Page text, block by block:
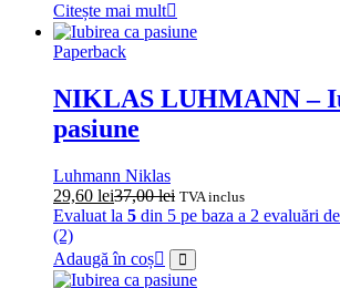
Citește mai mult
Paperback
NIKLAS LUHMANN –
pasiune
Luhmann Niklas
29,60 lei37,00lei TVA inclus
Evaluat la 5 din 5 pe baza a 2 evaluări
(2)
Adaugă în coș